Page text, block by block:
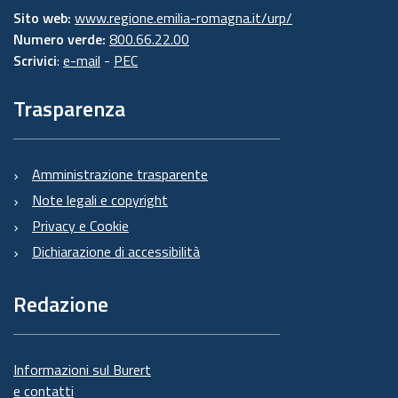
Sito web: www.regione.emilia-romagna.it/urp/
Numero verde: 800.66.22.00
Scrivici: e-mail - PEC
Trasparenza
Amministrazione trasparente
Note legali e copyright
Privacy e Cookie
Dichiarazione di accessibilità
Redazione
Informazioni sul Burert
e contatti